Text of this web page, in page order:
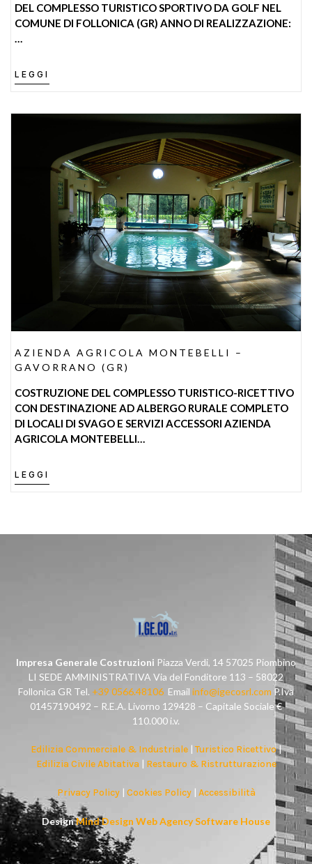
DEL COMPLESSO TURISTICO SPORTIVO DA GOLF NEL
COMUNE DI FOLLONICA (GR) ANNO DI REALIZZAZIONE:
…
LEGGI
AZIENDA AGRICOLA MONTEBELLI –
GAVORRANO (GR)
COSTRUZIONE DEL COMPLESSO TURISTICO-RICETTIVO
CON DESTINAZIONE AD ALBERGO RURALE COMPLETO
DI LOCALI DI SVAGO E SERVIZI ACCESSORI AZIENDA
AGRICOLA MONTEBELLI…
LEGGI
Impresa Generale Costruzioni Piazza Verdi, 14 57025 Piombino
LI SEDE AMMINISTRATIVA Via del Fonditore 113 – 58022
Follonica GR Tel. +39 0566.48106 Email info@igecosrl.com P.Iva
01457190492 – R.E.A. Livorno 129428 – Capitale Sociale €
110.000 i.v.
Edilizia Commerciale & Industriale |Turistico Ricettivo|
Edilizia Civile Abitativa | Restauro & Ristrutturazione
Privacy Policy| Cookies Policy| Accessibilità
DesignMind Design Web Agency Software House